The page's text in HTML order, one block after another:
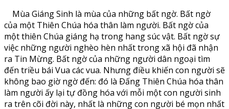
Mùa Giáng Sinh là mùa của những bất ngờ. Bất ngờ
của một Thiên Chúa hóa thân làm người. Bất ngờ của
một thiên Chúa giáng hạ trong hang súc vật. Bất ngờ sự
việc những người nghèo hèn nhất trong xã hội đã nhận
ra Tin Mừng. Bất ngờ của những người dân ngoại tìm
đến triều bái Vua các vua. Nhưng điều khiến con người sẽ
không bao giờ ngờ đến: đó là Ðấng Thiên Chúa hóa thân
làm người ấy lại tự đồng hóa với mỗi một con người sinh
ra trên cõi đời này, nhất là những con người bé mọn nhất